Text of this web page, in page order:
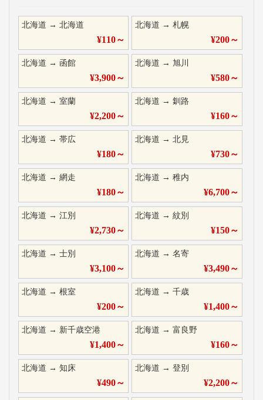
北海道 → 北海道
¥110～
北海道 →札幌
¥200～
北海道 → 函館
¥3,900～
北海道 →旭川
¥580～
北海道 → 室蘭
¥2,200～
北海道 →釧路
¥160～
北海道 → 帯広
¥180～
北海道 →北見
¥730～
北海道 → 網走
¥180～
北海道 →稚内
¥6,700～
北海道 → 江別
¥2,730～
北海道 →紋別
¥150～
北海道 → 士別
¥3,100～
北海道 →名寄
¥3,490～
北海道 → 根室
¥200～
北海道 →千歳
¥1,400～
北海道 → 新千歳空港
¥1,400～
北海道 →富良野
¥160～
北海道 → 知床
¥490～
北海道 →登別
¥2,200～